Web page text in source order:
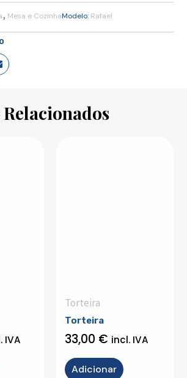
, Mesa e CozinhaModelo: Rafael
IVA
Torteira
Torteira
33,00 € incl. IVA
Adicionar